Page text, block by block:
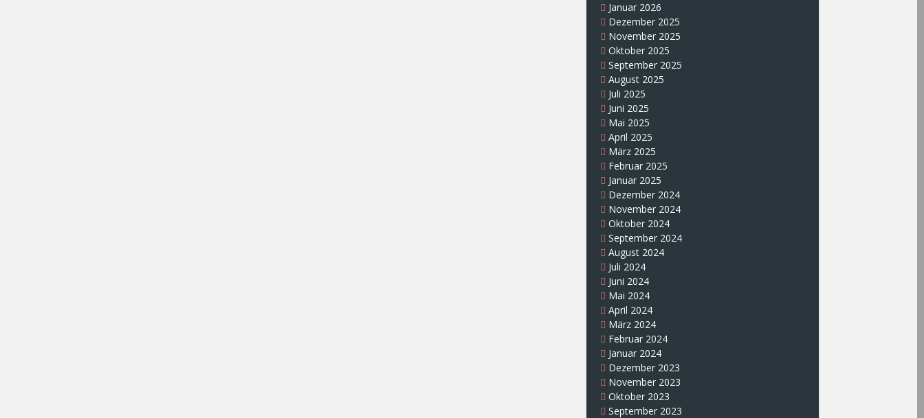
Januar 2026
Dezember 2025
November 2025
Oktober 2025
September 2025
August 2025
Juli 2025
Juni 2025
Mai 2025
April 2025
März 2025
Februar 2025
Januar 2025
Dezember 2024
November 2024
Oktober 2024
September 2024
August 2024
Juli 2024
Juni 2024
Mai 2024
April 2024
März 2024
Februar 2024
Januar 2024
Dezember 2023
November 2023
Oktober 2023
September 2023